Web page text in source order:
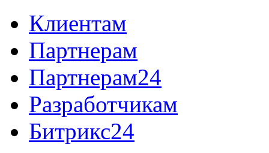
Клиентам
Партнерам
Партнерам24
Разработчикам
Битрикс24